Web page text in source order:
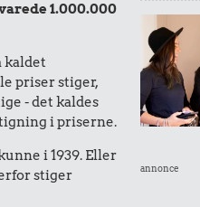
1.000.000
kaldet
priser stiger,
- det kaldes
i priserne.
i 1939. Eller
stiger
annonce